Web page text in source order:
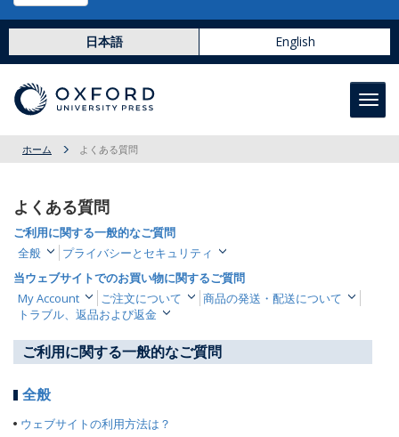
日本語 English
ホーム よくある質問
よくある質問
ご利用に関する一般的なご質問
全般
プライバシーとセキュリティ
当ウェブサイトでのお買い物に関するご質問
My Account
ご注文について
商品の発送・配送について
トラブル、返品および返金
ご利用に関する一般的なご質問
全般
ウェブサイトの利用方法は？